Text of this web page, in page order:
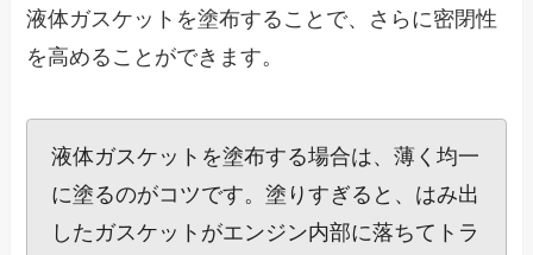
液体ガスケットを塗布することで、さらに密閉性
を高めることができます。
液体ガスケットを塗布する場合は、薄く均一
に塗るのがコツです。塗りすぎると、はみ出
したガスケットがエンジン内部に落ちてトラ